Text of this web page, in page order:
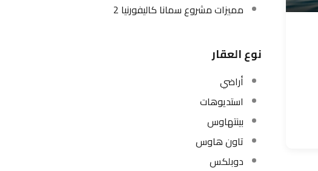
مميزات مشروع سمانا كاليفورنيا 2
نوع العقار
أراضي
استديوهات
بينتهاوس
تاون هاوس
دوبلكس